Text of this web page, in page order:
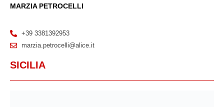
MARZIA PETROCELLI
+39 3381392953
marzia.petrocelli@alice.it
SICILIA